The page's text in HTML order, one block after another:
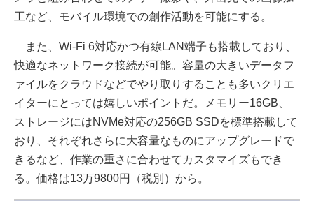
工など、モバイル環境での創作活動を可能にする。
また、Wi-Fi 6対応かつ有線LAN端子も搭載しており、
快適なネットワーク接続が可能。容量の大きいデータフ
ァイルをクラウドなどでやり取りすることも多いクリエ
イターにとっては嬉しいポイントだ。メモリー16GB、
ストレージにはNVMe対応の256GB SSDを標準搭載して
おり、それぞれさらに大容量なものにアップグレードで
きるなど、作業の重さに合わせてカスタマイズもでき
る。価格は13万9800円（税別）から。